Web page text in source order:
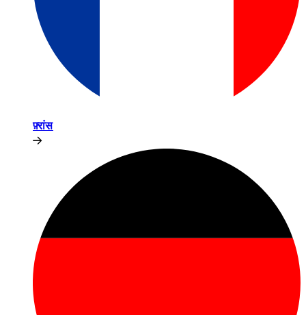
फ़्रांस​​